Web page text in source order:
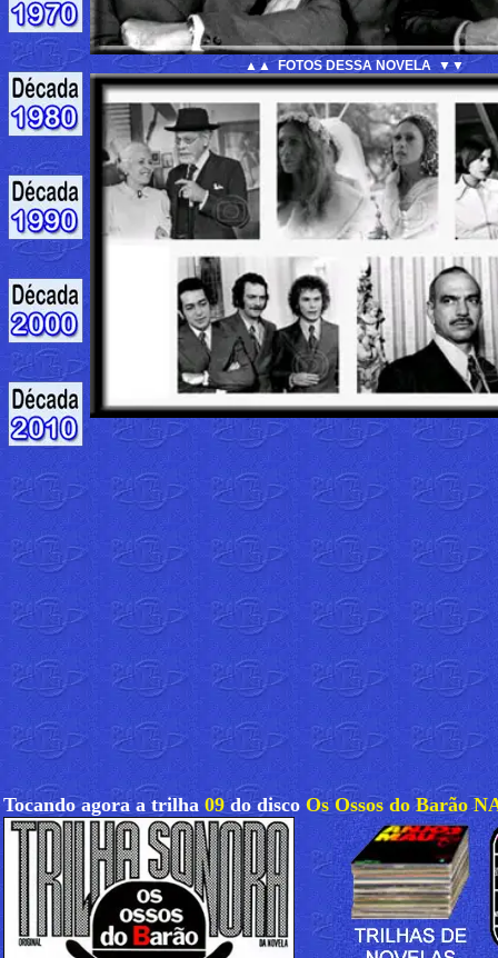
▲▲ FOTOS DESSA NOVELA ▼▼
Tocando agora a trilha 09do disco Os Ossos do Barão